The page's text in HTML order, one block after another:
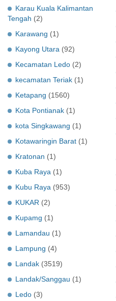
Karau Kuala Kalimantan
Tengah (2)
Karawang (1)
Kayong Utara (92)
Kecamatan Ledo (2)
kecamatan Teriak (1)
Ketapang (1560)
Kota Pontianak (1)
kota Singkawang (1)
Kotawaringin Barat (1)
Kratonan (1)
Kuba Raya (1)
Kubu Raya (953)
KUKAR (2)
Kupamg (1)
Lamandau (1)
Lampung (4)
Landak (3519)
Landak/Sanggau (1)
Ledo (3)